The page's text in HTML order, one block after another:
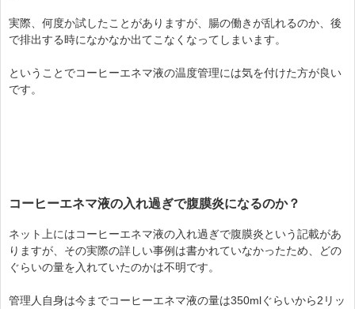
実際、何度か試したことがありますが、腸の働きが乱れるのか、後
で排出する時になかなか出てこなくなってしまいます。
ということでコーヒーエネマ液の温度管理には気を付けた方が良い
です。
コーヒーエネマ液の入れ過ぎで腹膜炎になるのか？
ネット上にはコーヒーエネマ液の入れ過ぎで腹膜炎という記載があ
りますが、その実際の詳しい事例は書かれていなかったため、どの
ぐらいの量を入れていたのかは不明です。
管理人自身は今までコーヒーエネマ液の量は350mlぐらいから2リッ